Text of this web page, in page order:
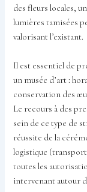
des fleurs locales,
lumières tamisées
valorisant l’existant.
Il est essentiel de
un musée d’art :
conservation des
Le recours à des
sein de ce type de
réussite de la
logistique
toutes les
intervenant autour